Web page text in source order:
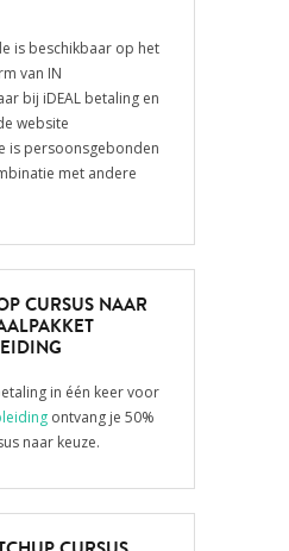
is beschikbaar op het
van IN
bij iDEAL betaling en
website
is persoonsgebonden
met andere
CURSUS NAAR
in één keer voor
ontvang je 50%
naar keuze.